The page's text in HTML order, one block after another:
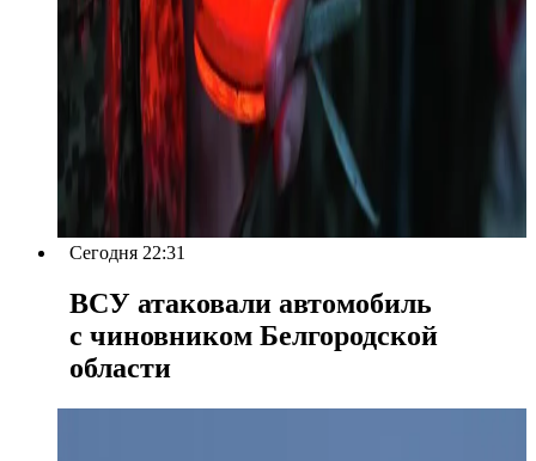
Сегодня 22:31
ВСУ атаковали автомобиль
с чиновником Белгородской
области